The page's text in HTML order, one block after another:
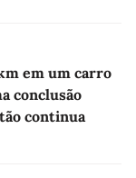
em um carro
conclusão
continua